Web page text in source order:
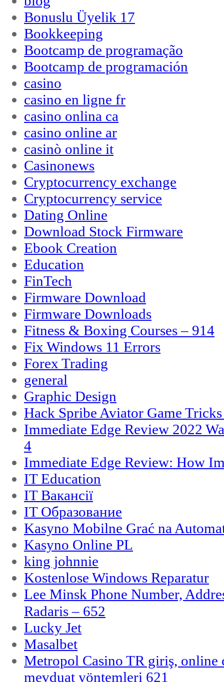
Bonuslu Üyelik 17
Bookkeeping
Bootcamp de programação
Bootcamp de programación
casino
casino en ligne fr
casino onlina ca
casino online ar
casinò online it
Casinonews
Cryptocurrency exchange
Cryptocurrency service
Dating Online
Download Stock Firmware
Ebook Creation
Education
FinTech
Firmware Download
Firmware Downloads
Fitness & Boxing Courses – 914
Fix Windows 11 Errors
Forex Trading
general
Graphic Design
Hack Spribe Aviator Game
Immediate Edge Review 2022
4
Immediate Edge Review: How
IT Education
IT Вакансії
IT Образование
Kasyno Mobilne Grać na
Kasyno Online PL
king johnnie
Kostenlose Windows Reparatur
Lee Minsk Phone Number,
Radaris – 652
Lucky Jet
Masalbet
Metropol Casino TR giriş, online
mevduat yöntemleri 621